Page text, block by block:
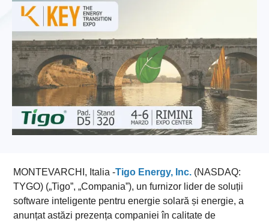
MONTEVARCHI, Italia -Tigo Energy, Inc. (NASDAQ:
TYGO) („Tigo”, „Compania”), un furnizor lider de soluții
software inteligente pentru energie solară și energie, a
anunțat astăzi prezența companiei în calitate de